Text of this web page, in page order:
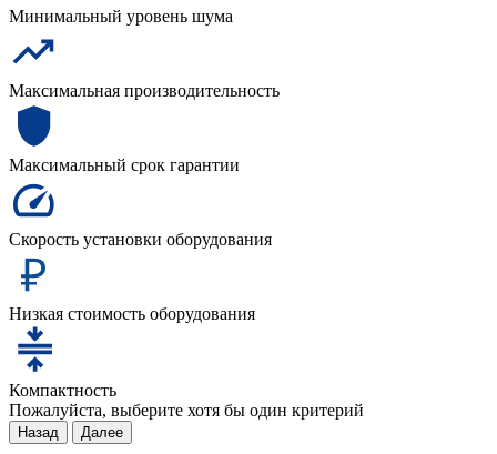
Минимальный уровень шума
Максимальная производительность
Максимальный срок гарантии
Скорость установки оборудования
Низкая стоимость оборудования
Компактность
Пожалуйста, выберите хотя бы один критерий
Назад Далее